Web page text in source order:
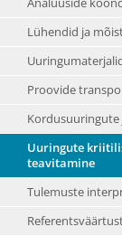
Lühendid ja
Proovide
Uuringute
teavitamine
Tulemuste